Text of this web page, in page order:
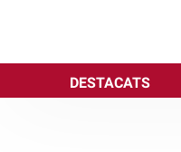
DESTACATS